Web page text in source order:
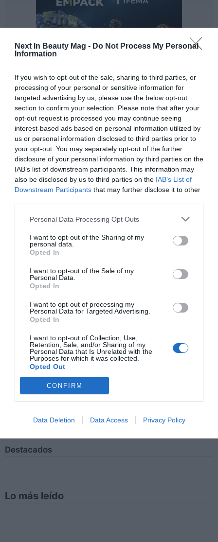
Next In Beauty Mag - Do Not Process My Personal
Information
If you wish to opt-out of the sale, sharing to third parties, or
processing of your personal or sensitive information for
targeted advertising by us, please use the below opt-out
section to confirm your selection. Please note that after your
opt-out request is processed you may continue seeing
interest-based ads based on personal information utilized by
us or personal information disclosed to third parties prior to
your opt-out. You may separately opt-out of the further
disclosure of your personal information by third parties on the
IAB’s list of downstream participants. This information may
also be disclosed by us to third parties on the IAB’s List of
Downstream Participants that may further disclose it to other
Personal Data Processing Opt Outs
I want to opt-out of the Sharing of my
personal data.
Opted In
I want to opt-out of the Sale of my
Personal Data.
Opted In
I want to opt-out of processing my
Personal Data for Targeted Advertising.
Opted In
I want to opt-out of Collection, Use,
Retention, Sale, and/or Sharing of my
Personal Data that Is Unrelated with the
Purposes for which it was collected.
Opted Out
CONFIRM
Data Deletion Data Access Privacy Policy
Registrarse
INICIAR SESIÓN
EN
Es un envase totalmente personalizable con acabados
la belleza. Se puede decorar con serigrafía,
estampación en caliente y tampografía. La marca
ningún incremento de precio ya que el acabado sale
directamente del molde, sin añadir ningún proceso de
decoración extra. Está disponible en versión de 50ml de
capacidad.
Tienes que iniciar sesión para ver los comentarios
Destacados
Lo más leído